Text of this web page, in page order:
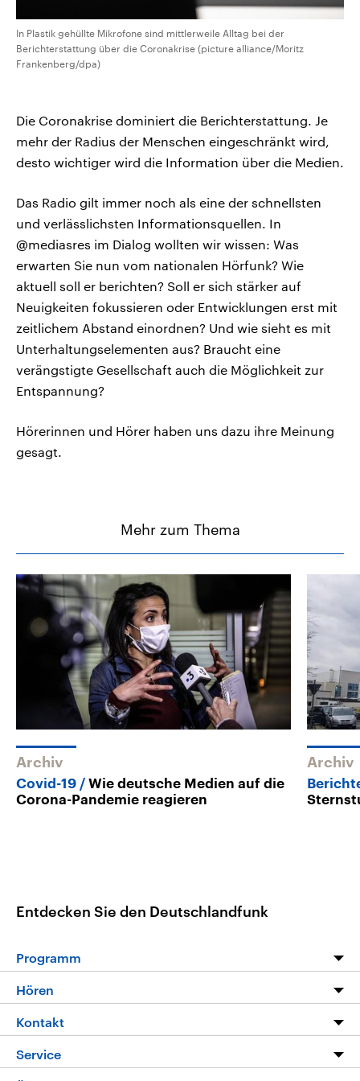
In Plastik gehüllte Mikrofone sind mittlerweile Alltag bei der
Berichterstattung über die Coronakrise (picture alliance/Moritz
Frankenberg/dpa)
Die Coronakrise dominiert die Berichterstattung. Je
mehr der Radius der Menschen eingeschränkt wird,
desto wichtiger wird die Information über die Medien.
Das Radio gilt immer noch als eine der schnellsten
und verlässlichsten Informationsquellen. In
@mediasres im Dialog wollten wir wissen: Was
erwarten Sie nun vom nationalen Hörfunk? Wie
aktuell soll er berichten? Soll er sich stärker auf
Neuigkeiten fokussieren oder Entwicklungen erst mit
zeitlichem Abstand einordnen? Und wie sieht es mit
Unterhaltungselementen aus? Braucht eine
verängstigte Gesellschaft auch die Möglichkeit zur
Entspannung?
Hörerinnen und Hörer haben uns dazu ihre Meinung
gesagt.
Mehr zum Thema
Archiv
Covid-19
Wie deutsche Medien auf die
Corona-Pandemie reagieren
Archiv
Entdecken Sie den Deutschlandfunk
Programm
Programm
Die Nachrichten
Nachrichtenleicht
Hören
Livestream
Podcasts
Kontakt
Hörerservice
Service